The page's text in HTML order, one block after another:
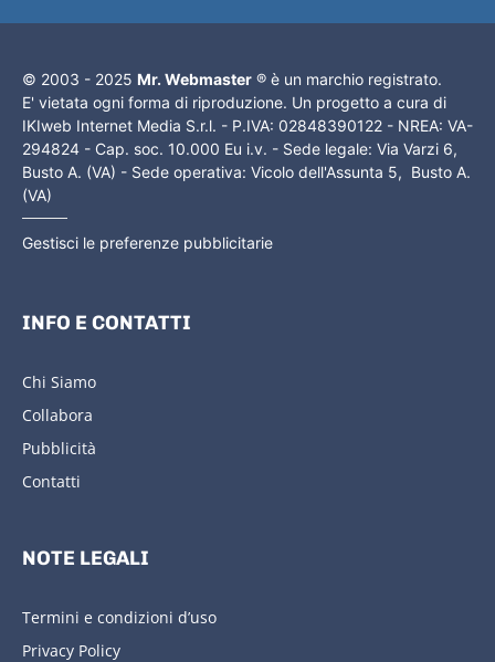
© 2003 - 2025 Mr. Webmaster ® è un marchio registrato.
E' vietata ogni forma di riproduzione. Un progetto a cura di
IKIweb Internet Media S.r.l. - P.IVA: 02848390122 - NREA: VA-
294824 - Cap. soc. 10.000 Eu i.v. - Sede legale: Via Varzi 6,
Busto A. (VA) - Sede operativa: Vicolo dell'Assunta 5, Busto A.
(VA)
Gestisci le preferenze pubblicitarie
INFO E CONTATTI
Chi Siamo
Collabora
Pubblicità
Contatti
NOTE LEGALI
Termini e condizioni d’uso
Privacy Policy